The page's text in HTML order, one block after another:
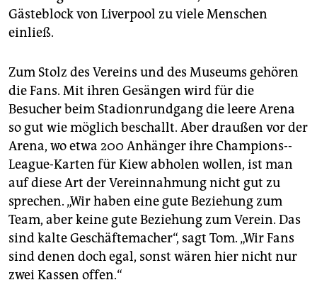
Gästeblock von Liverpool zu viele Menschen
einließ.
Zum Stolz des Vereins und des Museums gehören
die Fans. Mit ihren Gesängen wird für die
Besucher beim Stadionrundgang die leere Arena
so gut wie möglich beschallt. Aber draußen vor der
Arena, wo etwa 200 Anhänger ihre Cham­pions-­
League-Karten für Kiew abholen wollen, ist man
auf diese Art der Vereinnahmung nicht gut zu
sprechen. „Wir haben eine gute Beziehung zum
Team, aber keine gute Beziehung zum Verein. Das
sind kalte Geschäftemacher“, sagt Tom. „Wir Fans
sind denen doch egal, sonst wären hier nicht nur
zwei Kassen offen.“